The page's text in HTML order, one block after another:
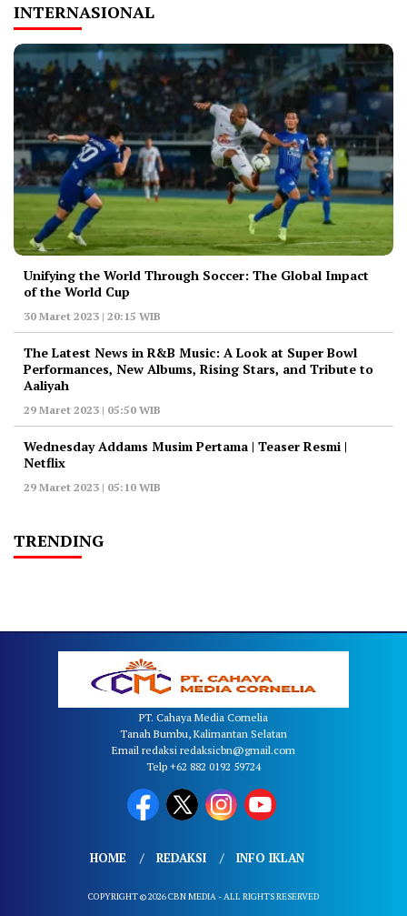
INTERNASIONAL
Unifying the World Through Soccer: The Global Impact
of the World Cup
30 Maret 2023 | 20:15 WIB
The Latest News in R&B Music: A Look at Super Bowl
Performances, New Albums, Rising Stars, and Tribute to
Aaliyah
29 Maret 2023 | 05:50 WIB
Wednesday Addams Musim Pertama | Teaser Resmi |
Netflix
29 Maret 2023 | 05:10 WIB
TRENDING
PT. Cahaya Media Cornelia
Tanah Bumbu, Kalimantan Selatan
Email redaksi redaksicbn@gmail.com
Telp +62 882 0192 59724
HOME REDAKSI INFO IKLAN
COPYRIGHT © 2026 CBN MEDIA - ALL RIGHTS RESERVED